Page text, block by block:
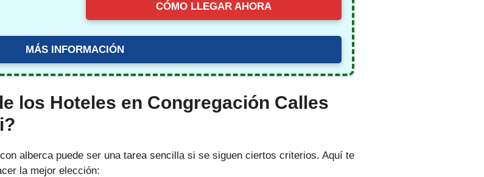
CÓMO LLEGAR AHORA
MÁS INFORMACIÓN
los Hoteles en Congregación Calles
alberca puede ser una tarea sencilla si se siguen ciertos criterios. Aquí te
la mejor elección: